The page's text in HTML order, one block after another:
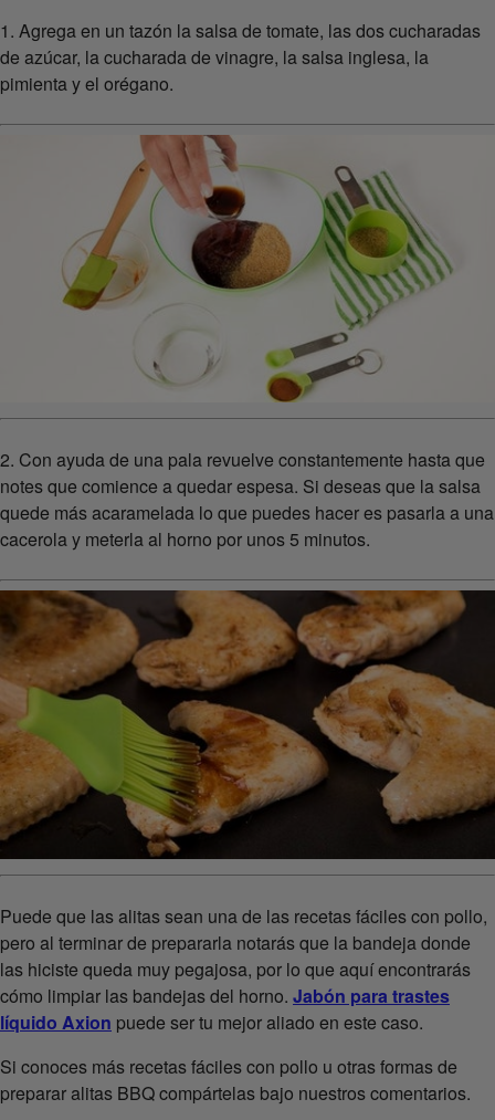
1. Agrega en un tazón la salsa de tomate, las dos cucharadas
de azúcar, la cucharada de vinagre, la salsa inglesa, la
pimienta y el orégano.
2. Con ayuda de una pala revuelve constantemente hasta que
notes que comience a quedar espesa. Si deseas que la salsa
quede más acaramelada lo que puedes hacer es pasarla a una
cacerola y meterla al horno por unos 5 minutos.
Puede que las alitas sean una de las recetas fáciles con pollo,
pero al terminar de prepararla notarás que la bandeja donde
las hiciste queda muy pegajosa, por lo que aquí encontrarás
cómo limpiar las bandejas del horno. Jabón para trastes
líquido Axion puede ser tu mejor aliado en este caso.
Si conoces más recetas fáciles con pollo u otras formas de
preparar alitas BBQ compártelas bajo nuestros comentarios.